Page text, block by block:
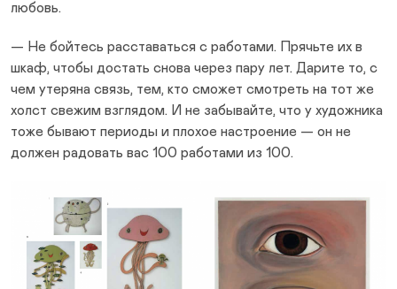
любовь.
— Не бойтесь расставаться с работами. Прячьте их в
шкаф, чтобы достать снова через пару лет. Дарите то, с
чем утеряна связь, тем, кто сможет смотреть на тот же
холст свежим взглядом. И не забывайте, что у художника
тоже бывают периоды и плохое настроение — он не
должен радовать вас 100 работами из 100.